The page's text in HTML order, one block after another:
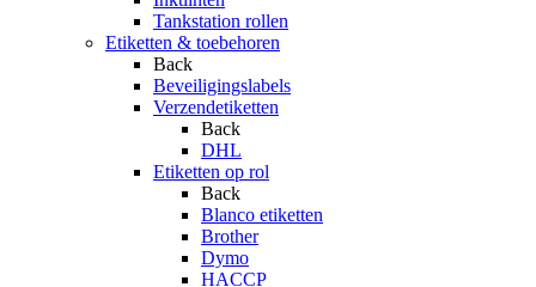
Tankstation rollen
Etiketten & toebehoren
Back
Beveiligingslabels
Verzendetiketten
Back
DHL
Etiketten op rol
Back
Blanco etiketten
Brother
Dymo
HACCP